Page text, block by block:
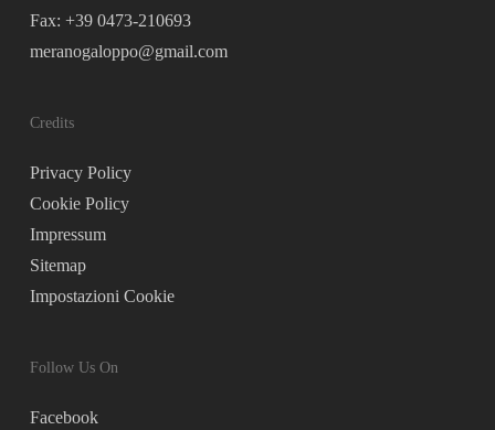
Fax: +39 0473-210693
meranogaloppo@gmail.com
Credits
Privacy Policy
Cookie Policy
Impressum
Sitemap
Impostazioni Cookie
Follow Us On
Facebook